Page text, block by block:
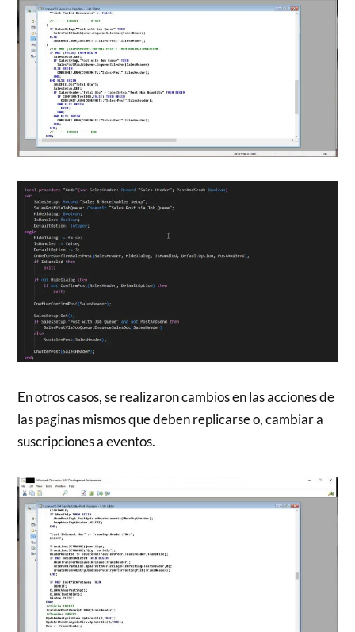
En otros casos, se realizaron cambios en las acciones de
las paginas mismos que deben replicarse o, cambiar a
suscripciones a eventos.